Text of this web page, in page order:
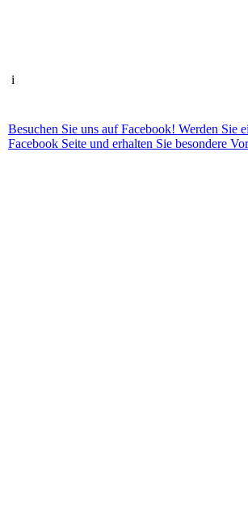
i
Besuchen Sie uns auf Facebook! Werden Sie
Facebook Seite und erhalten Sie besondere